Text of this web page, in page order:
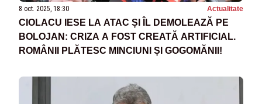
8 oct. 2025, 18:30 Actualitate
CIOLACU IESE LA ATAC ȘI ÎL DEMOLEAZĂ PE
BOLOJAN: CRIZA A FOST CREATĂ ARTIFICIAL.
ROMÂNII PLĂTESC MINCIUNI ȘI GOGOMĂNII!